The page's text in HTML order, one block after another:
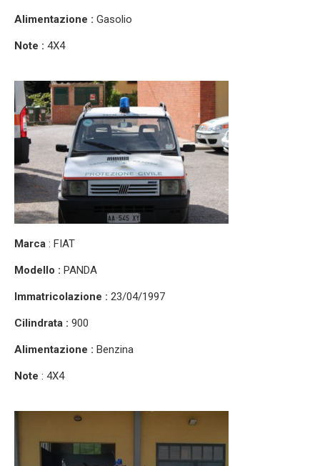
Alimentazione : Gasolio
Note : 4X4
Marca : FIAT
Modello : PANDA
Immatricolazione : 23/04/1997
Cilindrata : 900
Alimentazione : Benzina
Note : 4X4